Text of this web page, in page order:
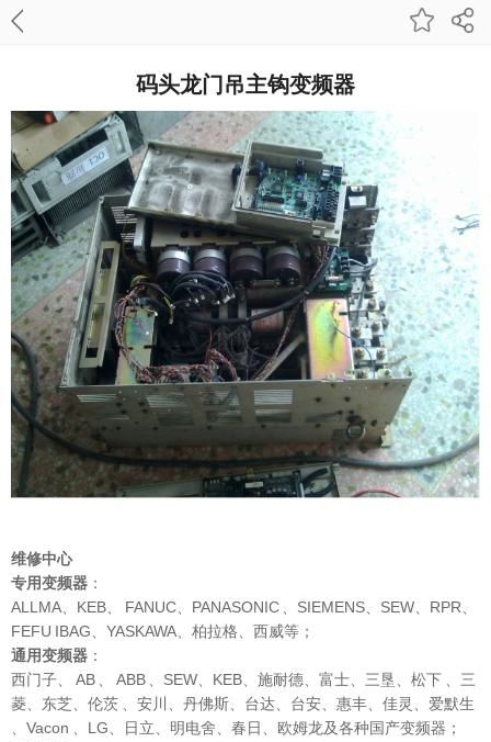
码头龙门吊主钩变频器
维修中心
专用变频器 ：
ALLMA、KEB、 FANUC、PANASONIC 、SIEMENS、SEW、RPR、
FEFU IBAG、YASKAWA、柏拉格、西威等；
通用变频器 ：
西门子、 AB 、 ABB 、SEW、KEB、施耐德、富士、三垦、松下 、三
菱、东芝、伦茨 、安川、丹佛斯、台达、台安、惠丰、佳灵、爱默生
、Vacon 、LG、日立、明电舍、春日、欧姆龙及各种国产变频器；